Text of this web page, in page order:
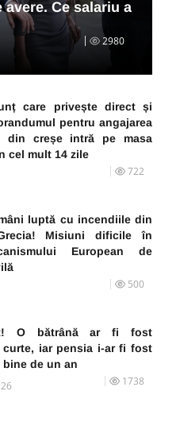
Ce salariu a
2980
care privește direct și
pentru angajarea
din creșe intră pe masa
cel mult 14 zile
722
luptă cu incendiile din
Misiuni dificile în
European de
500
O bătrână ar fi fost
iar pensia i-ar fi fost
de un an
1738